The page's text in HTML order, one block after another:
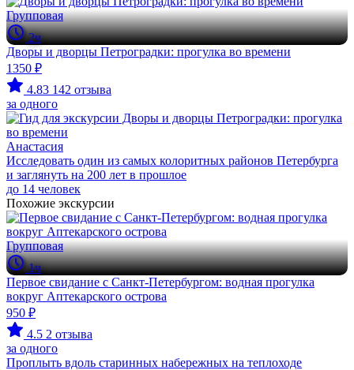
Групповая
2ч
Дворы и дворцы Петроградки: прогулка во времени
1350 ₽
4.83 142 отзыва
за одного
Анастасия
Исследовать один из самых колоритных районов Петербурга
и заглянуть на 200 лет в прошлое
до 14 человек
Похожие экскурсии
Групповая
1ч
Первое свидание с Санкт-Петербургом: водная прогулка
вокруг Аптекарского острова
950 ₽
4.5 2 отзыва
за одного
Проплыть вдоль старинных набережных на теплоходе